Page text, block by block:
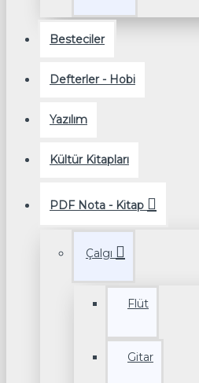
Besteciler
Defterler - Hobi
Yazılım
Kültür Kitapları
PDF Nota - Kitap
Çalgı
Flüt
Gitar